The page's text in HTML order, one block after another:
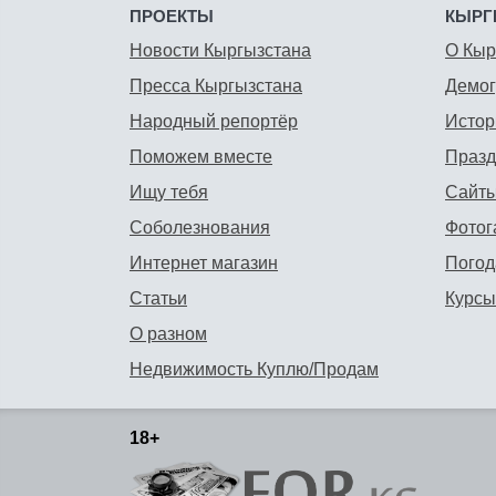
ПРОЕКТЫ
Новости Кыргызстана
Пресса Кыргызстана
Народный репортёр
Поможем вместе
Ищу тебя
Соболезнования
Интернет магазин
Статьи
О разном
Недвижимость Куплю/Продам
О
18+